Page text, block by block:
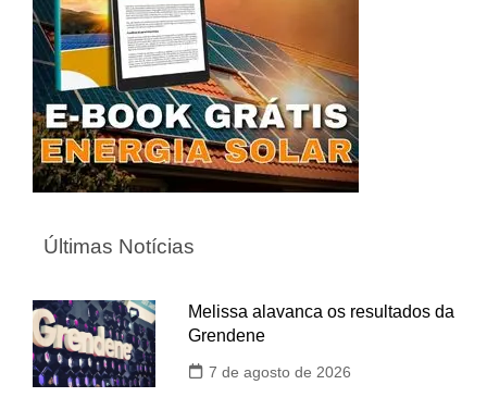
Últimas Notícias
Melissa alavanca os resultados da
Grendene
7 de agosto de 2026